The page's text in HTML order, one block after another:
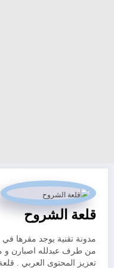
قلعة الشروح
من طرف عبدلله اصبارن و
تعزيز المحتوى العربي .